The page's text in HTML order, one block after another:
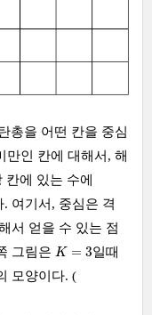
총을 어떤 칸을 중심
만인 칸에 대해서, 해
칸에 있는 수에
여기서, 중심은 격
서 얻을 수 있는 점
그림은 K = 3
K=
일때
모양이다. (